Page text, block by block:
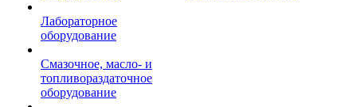
Лабораторное
оборудование
Смазочное, масло- и
топливораздаточное
оборудование